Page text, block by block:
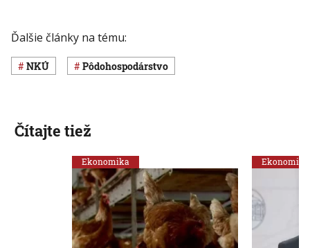
Ďalšie články na tému:
NKÚ pôdohospodárstvo
Čítajte tiež
Ekonomika Ekonomika